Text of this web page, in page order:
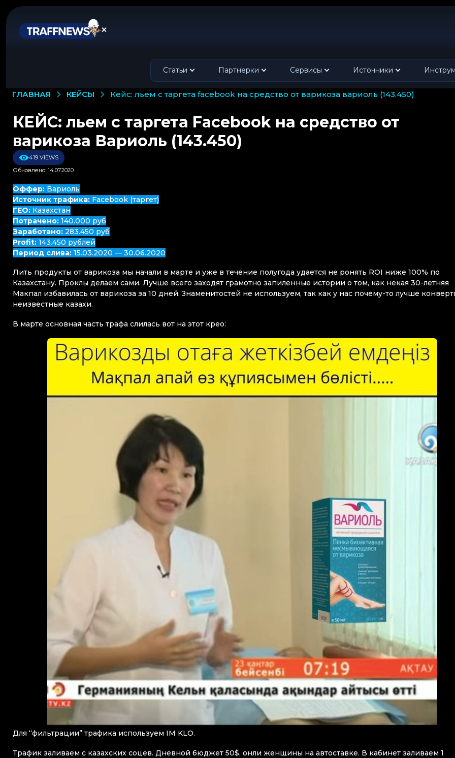
Статьи Партнерки Сервисы Источники
ГЛАВНАЯ КЕЙСЫ кейс: льем с таргета facebook на средство от варикоза вариоль (143.450)
КЕЙС: льем с таргета Facebook на средство от
варикоза Вариоль (143.450)
419 VIEWS
Обновлено: 14.07.2020
Оффер: Вариоль
Источник трафика: Facebook (таргет)
ГЕО: Казахстан
Потрачено: 140.000 руб
Заработано: 283.450 руб
Profit: 143.450 рублей
Период слива: 15.03.2020 — 30.06.2020
Лить продукты от варикоза мы начали в марте и уже в течение полугода удается не ронять ROI ниже 100% по
Казахстану. Проклы делаем сами. Лучше всего заходят грамотно запиленные истории о том, как некая 30-летняя
Макпал избавилась от варикоза за 10 дней. Знаменитостей не используем, так как у нас почему-то лучше
неизвестные казахи.
В марте основная часть трафа слилась вот на этот крео:
Для “фильтрации” трафика используем IM KLO.
Трафик заливаем с казахских соцев. Дневной бюджет 50$, онли женщины на автоставке. В кабинет заливаем 1